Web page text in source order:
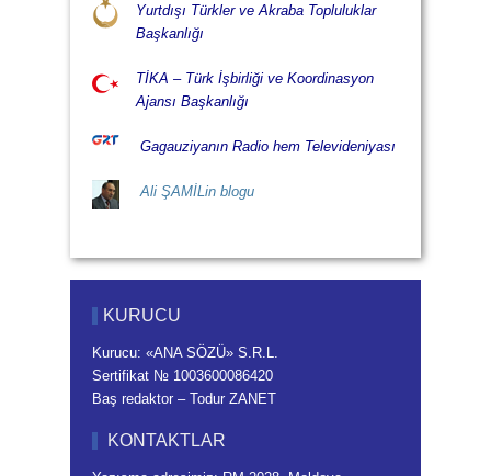
Yurtdışı Türkler ve Akraba Topluluklar
Başkanlığı
TİKA – Türk İşbirliği ve Koordinasyon
Ajansı Başkanlığı
Gagauziyanın Radio hem Televideniyası
Ali ŞAMİLin blogu
KURUCU
Kurucu: «ANA SÖZÜ» S.R.L.
Sertifikat № 1003600086420
Baş redaktor – Todur ZANET
KONTAKTLAR